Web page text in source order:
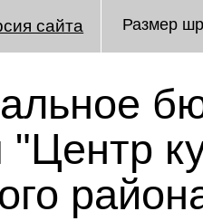
сайта Размер
"Центр